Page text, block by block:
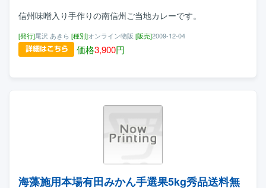
信州味噌入り手作りの南信州ご当地カレーです。
[発行]尾沢 あきら [種別]オンライン物販 [販売]2009-12-04
価格3,900円
海藻施用本場有田みかん手選果5kg秀品送料無